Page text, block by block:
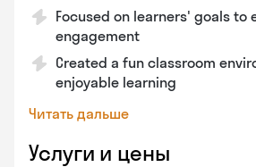
Focused on learners' goals to
engagement
Created a fun classroom
enjoyable learning
Читать дальше
Услуги и цены